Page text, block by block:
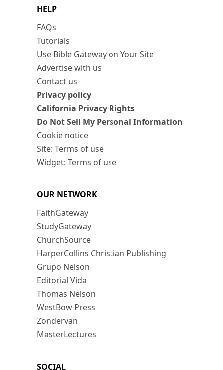
HELP
FAQs
Tutorials
Use Bible Gateway on Your Site
Advertise with us
Contact us
Privacy policy
California Privacy Rights
Do Not Sell My Personal Information
Cookie notice
Site: Terms of use
Widget: Terms of use
OUR NETWORK
FaithGateway
StudyGateway
ChurchSource
HarperCollins Christian Publishing
Grupo Nelson
Editorial Vida
Thomas Nelson
WestBow Press
Zondervan
MasterLectures
SOCIAL